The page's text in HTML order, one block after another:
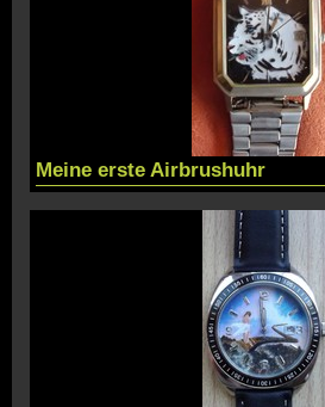
Meine erste Airbrushuhr